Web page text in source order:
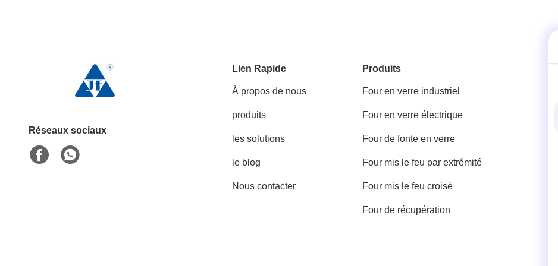
Réseaux sociaux
Lien Rapide
À propos de nous
produits
les solutions
le blog
Nous contacter
Produits
Four en verre industriel
Four en verre électrique
Four de fonte en verre
Four mis le feu par extrémité
Four mis le feu croisé
Four de récupération